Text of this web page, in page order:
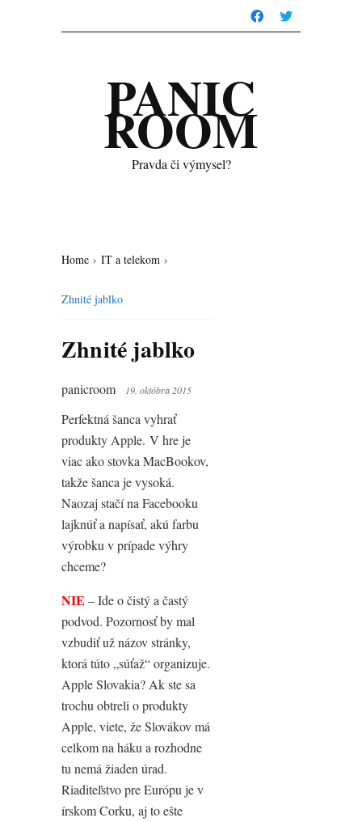
PANIC
ROOM
Pravda či výmysel?
Home › IT a telekom ›
Zhnité jablko
Zhnité jablko
panicroom 19. októbra 2015
Perfektná šanca vyhrať
produkty Apple. V hre je
viac ako stovka MacBookov,
takže šanca je vysoká.
Naozaj stačí na Facebooku
lajknúť a napísať, akú farbu
výrobku v prípade výhry
chceme?
NIE – Ide o čistý a častý
podvod. Pozornosť by mal
vzbudiť už názov stránky,
ktorá túto „súťaž“ organizuje.
Apple Slovakia? Ak ste sa
trochu obtreli o produkty
Apple, viete, že Slovákov má
celkom na háku a rozhodne
tu nemá žiaden úrad.
Riaditeľstvo pre Európu je v
írskom Corku, aj to ešte